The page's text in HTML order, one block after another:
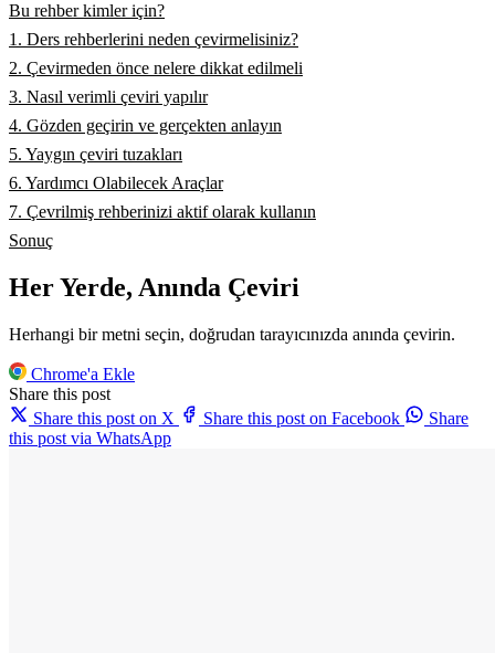
Bu rehber kimler için?
1. Ders rehberlerini neden çevirmelisiniz?
2. Çevirmeden önce nelere dikkat edilmeli
3. Nasıl verimli çeviri yapılır
4. Gözden geçirin ve gerçekten anlayın
5. Yaygın çeviri tuzakları
6. Yardımcı Olabilecek Araçlar
7. Çevrilmiş rehberinizi aktif olarak kullanın
Sonuç
Her Yerde, Anında Çeviri
Herhangi bir metni seçin, doğrudan tarayıcınızda anında çevirin.
Chrome'a Ekle
Share this post
Share this post on X
Share this post on Facebook
Share
this post via WhatsApp